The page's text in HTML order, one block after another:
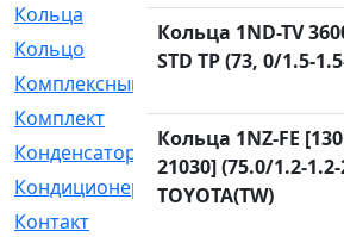
Кольца
[1164]
Кольцо
[272]
Комплексный
Комплект
[196]
Конденсатор
[1]
Кондиционер
[2]
Контакт
Кольца 1ND-TV
STD TP (73, 0/1.5-
Кольца 1NZ-FE
21030] (75.0/1.2-
TOYOTA(TW)